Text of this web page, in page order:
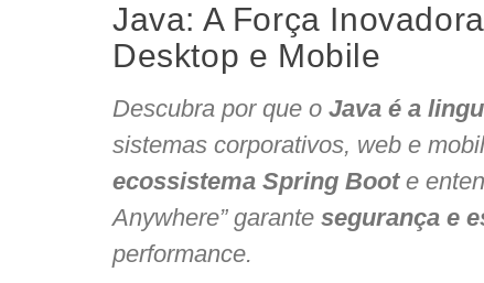
Java: A Força
Desktop e Mobile
Descubra por que o Java é a
sistemas corporativos, web e
ecossistema Spring Boote
Anywhere” garante segurança e
performance.